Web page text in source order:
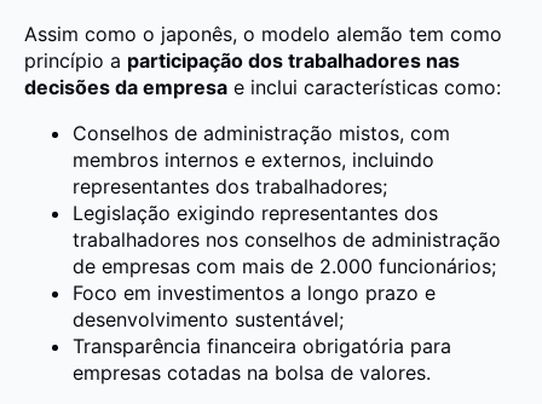
Assim como o japonês, o modelo alemão tem como
princípio a participação dos trabalhadores nas
decisões da empresa e inclui características como:
Conselhos de administração mistos, com
membros internos e externos, incluindo
representantes dos trabalhadores;
Legislação exigindo representantes dos
trabalhadores nos conselhos de administração
de empresas com mais de 2.000 funcionários;
Foco em investimentos a longo prazo e
desenvolvimento sustentável;
Transparência financeira obrigatória para
empresas cotadas na bolsa de valores.